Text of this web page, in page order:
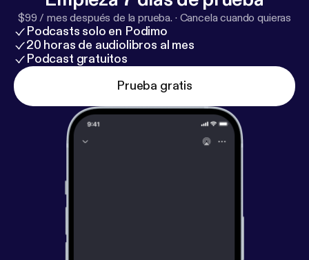
and occasional guest slasher, Amy May Arcos.
$99 / mes después de la prueba. · Cancela cuando quieras
Podcasts solo en Podimo
20 horas de audiolibros al mes
Podcast gratuitos
Prueba gratis